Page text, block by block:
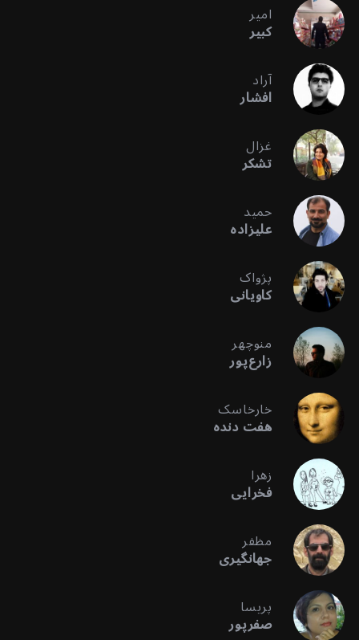
امیر
کبیر
آراد
افشار
غزال
تشکر
حمید
علیزاده
پژواک
کاویانی
منوچهر
زارع‌پور
خارخاسک
هفت دنده
زهرا
فخرایی
مظفر
جهانگیری
پریسا
صفرپور